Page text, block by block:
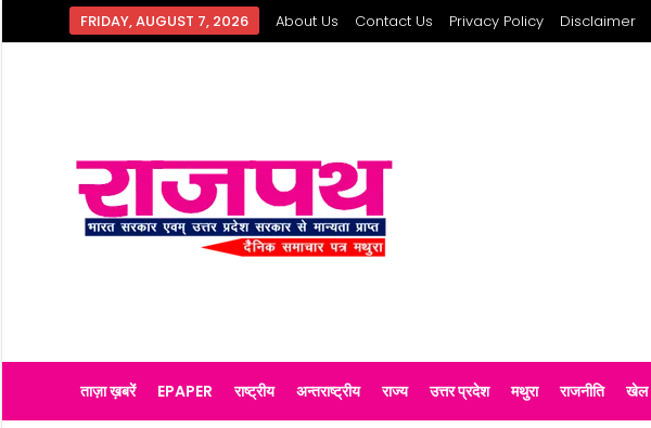
FRIDAY, AUGUST 7, 2026 About Us Contact Us Privacy Policy Disclaimer
ताज़ा ख़बरें EPAPER राष्ट्रीय अन्तराष्ट्रीय राज्य उत्तर प्रदेश मथुरा राजनीति खेल